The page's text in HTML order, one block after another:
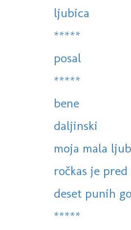
ljubica
*****
posal
*****
bene
daljinski
moja mala
ročkas je
deset punih
*****